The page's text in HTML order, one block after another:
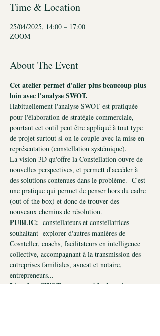
Time & Location
25/04/2025, 14:00 – 17:00
ZOOM
About The Event
Cet atelier permet d'aller plus beaucoup plus
loin avec l'analyse SWOT.
Habituellement l'analyse SWOT est pratiquée
pour l'élaboration de stratégie commerciale,
pourtant cet outil peut être appliqué à tout type
de projet surtout si on le couple avec la mise en
représentation (constellation systémique).
La vision 3D qu'offre la Constellation ouvre de
nouvelles perspectives, et permett d'accéder à
des solutions contenues dans le problème.  C'est
une pratique qui permet de penser hors du cadre
(out of the box) et donc de trouver des
nouveaux chemins de résolution.
PUBLIC: constellateurs et constellatrices
souhaitant  explorer d'autres manières de
Cosnteller, coachs, facilitateurs en intelligence
collective, accompagnant à la transmission des
entreprises familiales, avocat et notaire,
entrepreneurs...
L'analyse SWOT est une méthode puissante